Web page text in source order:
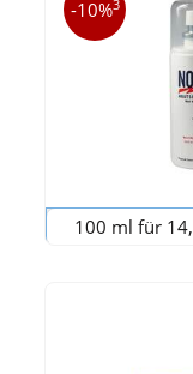
-10%3
100 ml für